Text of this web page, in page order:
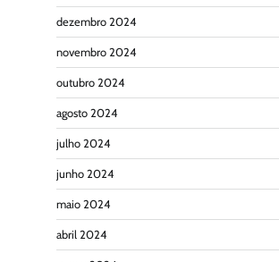
dezembro 2024
novembro 2024
outubro 2024
agosto 2024
julho 2024
junho 2024
maio 2024
abril 2024